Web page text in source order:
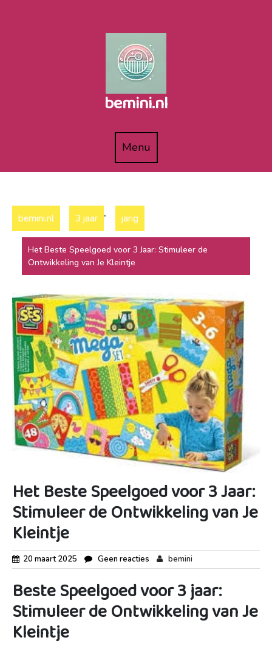
bemini.nl
MenuMenu
bemini.nl 3 jaar , jarig
Het Beste Speelgoed voor 3 Jaar: Stimuleer de
Ontwikkeling van Je Kleintje
Het Beste Speelgoed voor 3 Jaar:
Stimuleer de Ontwikkeling van Je
Kleintje
20 maart 2025 Geen reacties bemini
Beste Speelgoed voor 3 jaar:
Stimuleer de Ontwikkeling van Je
Kleintje